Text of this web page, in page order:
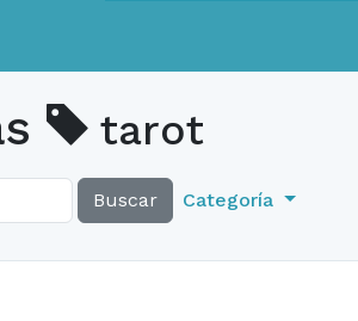
tarot
Buscar Categoría